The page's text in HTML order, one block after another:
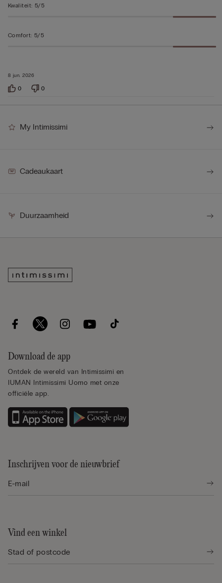
8 jun. 2026
Kwaliteit: 5/5
Comfort: 5/5
0 0
My Intimissimi
Cadeaukaart
Duurzaamheid
Download de app
Ontdek de wereld van Intimissimi en
IUMAN Intimissimi Uomo met onze
officiële app.
Inschrijven voor de nieuwbrief
Vind een winkel